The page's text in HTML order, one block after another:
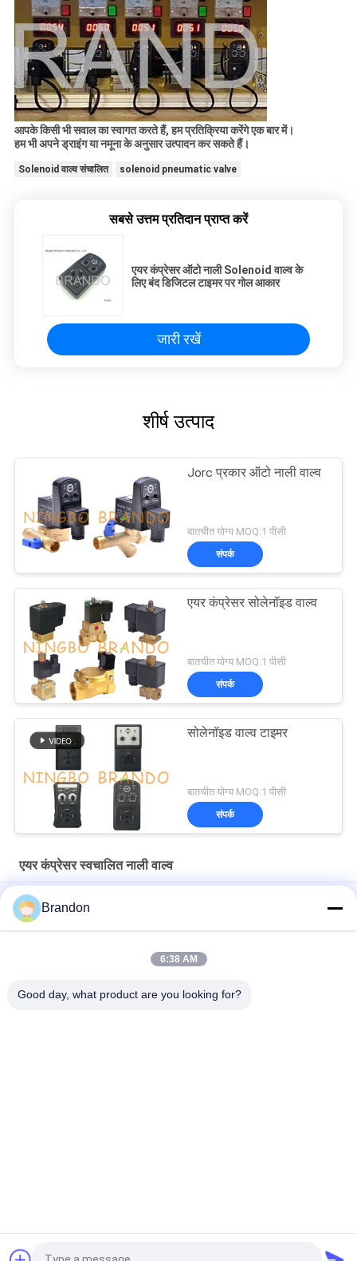
आपके किसी भी सवाल का स्वागत करते हैं, हम प्रतिक्रिया करेंगे एक बार में।
हम भी अपने ड्राइंग या नमूना के अनुसार उत्पादन कर सकते हैं।
Solenoid वाल्व संचालित solenoid pneumatic valve
सबसे उत्तम प्रतिदान प्राप्त करें
एयर कंप्रेसर ऑटो नाली Solenoid वाल्व के
लिए बंद डिजिटल टाइमर पर गोल आकार
जारी रखें
शीर्ष उत्पाद
Jorc प्रकार ऑटो नाली वाल्व
बातचीत योग्य MOQ:1 पीसी
संपर्क
एयर कंप्रेसर सोलेनॉइड वाल्व
बातचीत योग्य MOQ:1 पीसी
संपर्क
सोलेनॉइड वाल्व टाइमर
बातचीत योग्य MOQ:1 पीसी
संपर्क
एयर कंप्रेसर स्वचालित नाली वाल्व
0927300 3/4'' 2/2 रास्ता सामान्य रूप से बंद सोलेनोइड वाल्व 24V 220V
0927200 1/2' एयर कंप्रेसर पीतल सोलेनोइड वाल्व 24V 110V 220V
0927300 3/4'' पीतल सोलनॉइड वाल्व 2/2 रास्ता सामान्य रूप से बंद 24VDC
Brandon
6:38 AM
Good day, what product are you looking for?